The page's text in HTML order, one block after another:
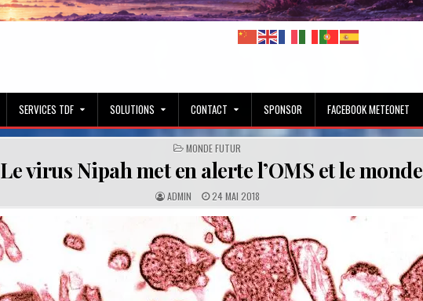
SERVICES TDF SOLUTIONS CONTACT SPONSOR FACEBOOK METEONET
POSTED
IN
MONDE FUTUR
Le virus Nipah met en alerte l’OMS et le monde
A
U
O
R
:
ADMIN P
U
B
L
I
S
H
E
D
D
A
24 MAI 2018